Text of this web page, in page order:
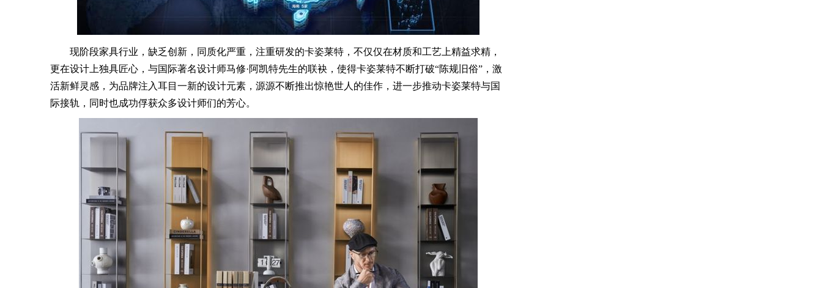
现阶段家具行业，缺乏创新，同质化严重，注重研发的卡姿莱特，不仅仅在材质和工艺上精益求精，
更在设计上独具匠心，与国际著名设计师马修·阿凯特先生的联袂，使得卡姿莱特不断打破“陈规旧俗”，激
活新鲜灵感，为品牌注入耳目一新的设计元素，源源不断推出惊艳世人的佳作，进一步推动卡姿莱特与国
际接轨，同时也成功俘获众多设计师们的芳心。